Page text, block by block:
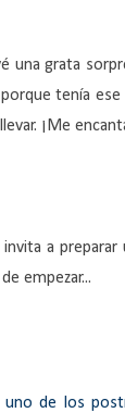
grata
tenía
¡Me
a preparar
empezar...
de los